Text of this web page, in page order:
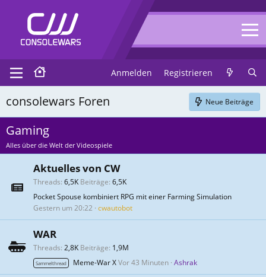
Anmelden Registrieren
consolewars Foren Neue Beiträge
Gaming
Alles über die Welt der Videospiele
Aktuelles von CW
Threads 6,5K Beiträge 6,5K
Pocket Spouse kombiniert RPG mit einer Farming Simulation
Gestern um 20:22 cwautobot
WAR
Threads 2,8K Beiträge 1,9M
Sammelthread Meme-War XVor 43 Minuten Ashrak